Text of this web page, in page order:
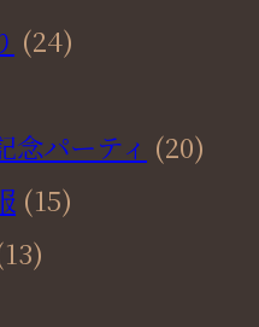
(24)
念パーティ (20)
(15)